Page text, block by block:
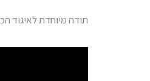
תודה מיוחדת לאיגוד